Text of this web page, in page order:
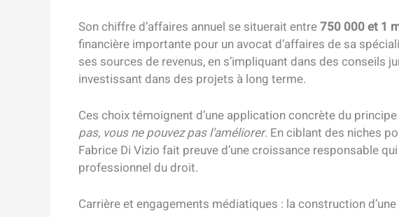
Son chiffre d’affaires annuel se situerait entre750 000 et 1
financière importante pour un avocat d’affaires de sa
ses sources de revenus, en s’impliquant dans des conseils
investissant dans des projets à long terme.
Ces choix témoignent d’une application concrète du
pas, vous ne pouvez pas l’améliorer. En ciblant des niches
Fabrice Di Vizio fait preuve d’une croissance responsable
professionnel du droit.
Carrière et engagements médiatiques : la construction